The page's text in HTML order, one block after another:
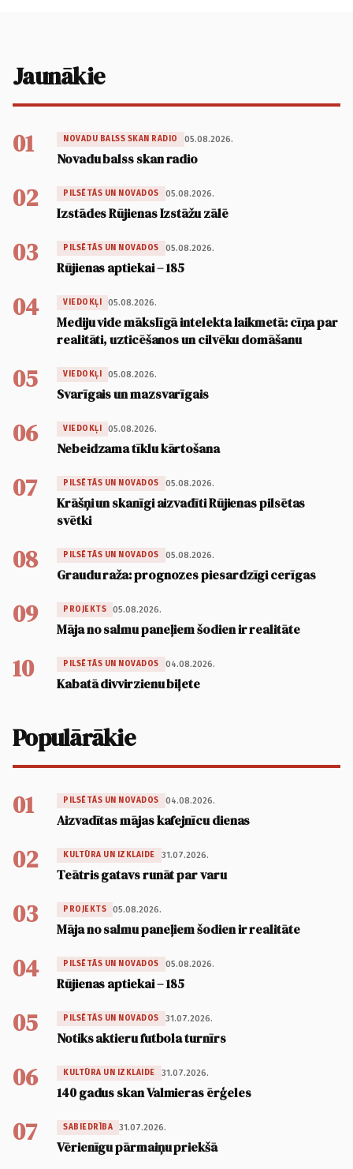
Jaunākie
01 NOVADU BALSS SKAN RADIO 05.08.2026.
Novadu balss skan radio
02 PILSĒTĀS UN NOVADOS 05.08.2026.
Izstādes Rūjienas Izstāžu zālē
03 PILSĒTĀS UN NOVADOS 05.08.2026.
Rūjienas aptiekai – 185
04 VIEDOKĻI 05.08.2026.
Mediju vide mākslīgā intelekta laikmetā: cīņa par
realitāti, uzticēšanos un cilvēku domāšanu
05 VIEDOKĻI 05.08.2026.
Svarīgais un mazsvarīgais
06 VIEDOKĻI 05.08.2026.
Nebeidzama tīklu kārtošana
07 PILSĒTĀS UN NOVADOS 05.08.2026.
Krāšņi un skanīgi aizvadīti Rūjienas pilsētas
svētki
08 PILSĒTĀS UN NOVADOS 05.08.2026.
Graudu raža: prognozes piesardzīgi cerīgas
09 PROJEKTS 05.08.2026.
Māja no salmu paneļiem šodien ir realitāte
10 PILSĒTĀS UN NOVADOS 04.08.2026.
Kabatā divvirzienu biļete
Populārākie
01 PILSĒTĀS UN NOVADOS 04.08.2026.
Aizvadītas mājas kafejnīcu dienas
02 KULTŪRA UN IZKLAIDE 31.07.2026.
Teātris gatavs runāt par varu
03 PROJEKTS 05.08.2026.
Māja no salmu paneļiem šodien ir realitāte
04 PILSĒTĀS UN NOVADOS 05.08.2026.
Rūjienas aptiekai – 185
05 PILSĒTĀS UN NOVADOS 31.07.2026.
Notiks aktieru futbola turnīrs
06 KULTŪRA UN IZKLAIDE 31.07.2026.
140 gadus skan Valmieras ērģeles
07 SABIEDRĪBA 31.07.2026.
Vērienīgu pārmaiņu priekšā